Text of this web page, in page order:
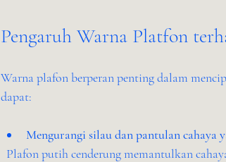
Pengaruh Warna Platfon
Warna plafon berperan penting dalam
dapat:
Mengurangi silau dan pantulan cahaya